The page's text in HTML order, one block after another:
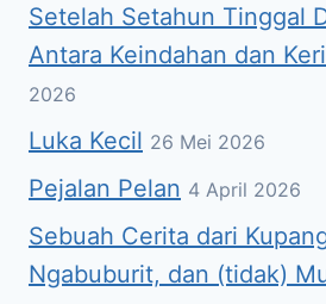
Setelah Setahun Tinggal
Antara Keindahan dan
2026
Luka Kecil 26 Mei 2026
Pejalan Pelan 4 April 2026
Sebuah Cerita dari
Ngabuburit, dan (tidak)